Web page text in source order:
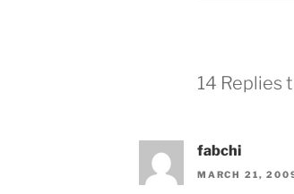
14 Replies
fabchi
MARCH 21,